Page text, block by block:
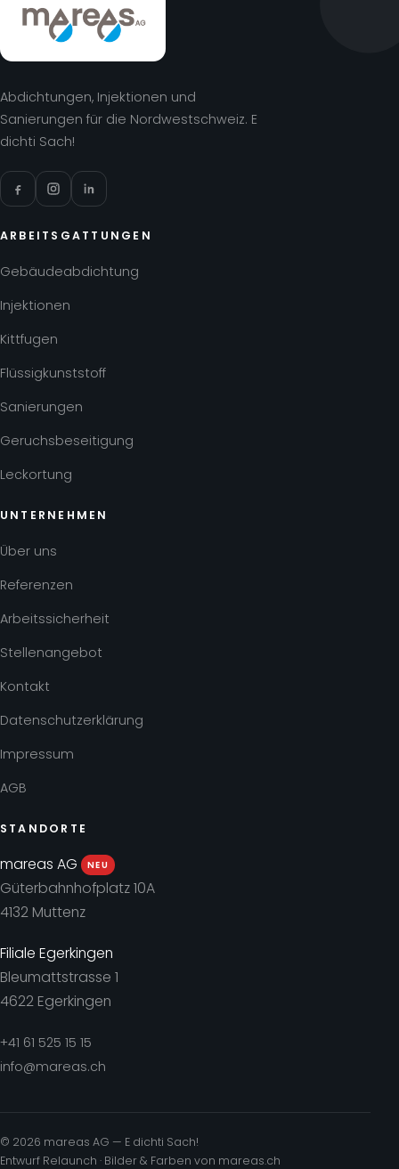
Abdichtungen, Injektionen und
Sanierungen für die Nordwestschweiz. E
dichti Sach!
ARBEITSGATTUNGEN
Gebäudeabdichtung
Injektionen
Kittfugen
Flüssigkunststoff
Sanierungen
Geruchsbeseitigung
Leckortung
UNTERNEHMEN
Über uns
Referenzen
Arbeitssicherheit
Stellenangebot
Kontakt
Datenschutzerklärung
Impressum
AGB
STANDORTE
mareas AG NEU
Güterbahnhofplatz 10A
4132 Muttenz
Filiale Egerkingen
Bleumattstrasse 1
4622 Egerkingen
+41 61 525 15 15
info@mareas.ch
© 2026 mareas AG — E dichti Sach!
Entwurf Relaunch · Bilder & Farben von mareas.ch